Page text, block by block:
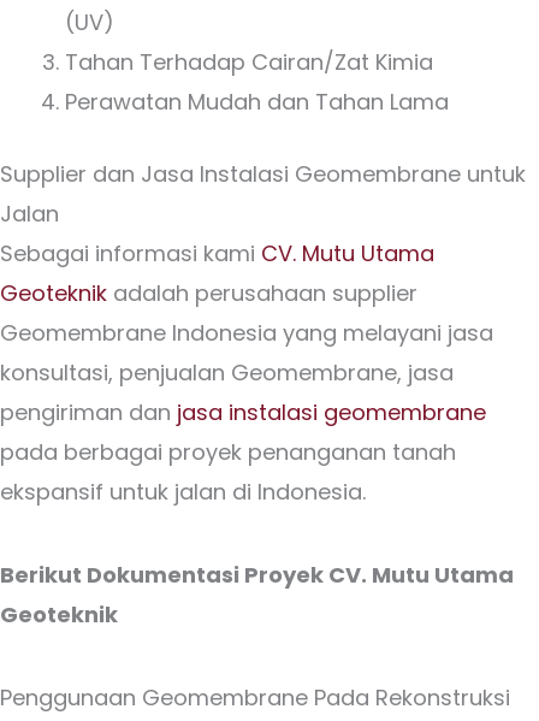
(UV)
Tahan Terhadap Cairan/Zat Kimia
Perawatan Mudah dan Tahan Lama
Supplier dan Jasa Instalasi Geomembrane untuk
Jalan
Sebagai informasi kami CV. Mutu Utama
Geoteknik adalah perusahaan supplier
Geomembrane Indonesia yang melayani jasa
konsultasi, penjualan Geomembrane, jasa
pengiriman dan jasa instalasi geomembrane
pada berbagai proyek penanganan tanah
ekspansif untuk jalan di Indonesia.
Berikut Dokumentasi Proyek CV. Mutu Utama
Geoteknik
Penggunaan Geomembrane Pada Rekonstruksi